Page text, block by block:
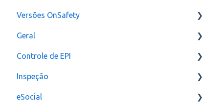
Versões OnSafety
Última Versão
Versões anteriores
Geral
Usuários
Controle de EPI
Configurações
assinatura
Inspeção
Relatórios e Indicadores
eSocial